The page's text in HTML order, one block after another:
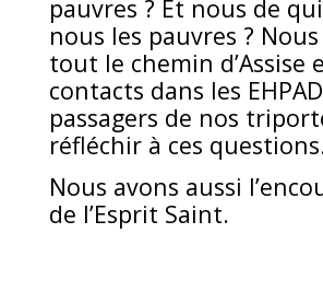
pauvres ? Et nous de
nous les pauvres ?
tout le chemin d’Assise
contacts dans les
passagers de nos
réfléchir à ces
Nous avons aussi
de l’Esprit Saint.